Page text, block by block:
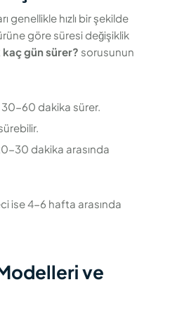
genellikle hızlı bir şekilde
göre süresi değişiklik
gün sürer? sorusunun
60 dakika sürer.
30 dakika arasında
ise 4-6 hafta arasında
ve